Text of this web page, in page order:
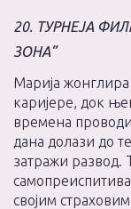
20. ТУРНЕЈА
ЗОНА”
Марија
каријере, док
времена
дана долази до
затражи развод.
својим